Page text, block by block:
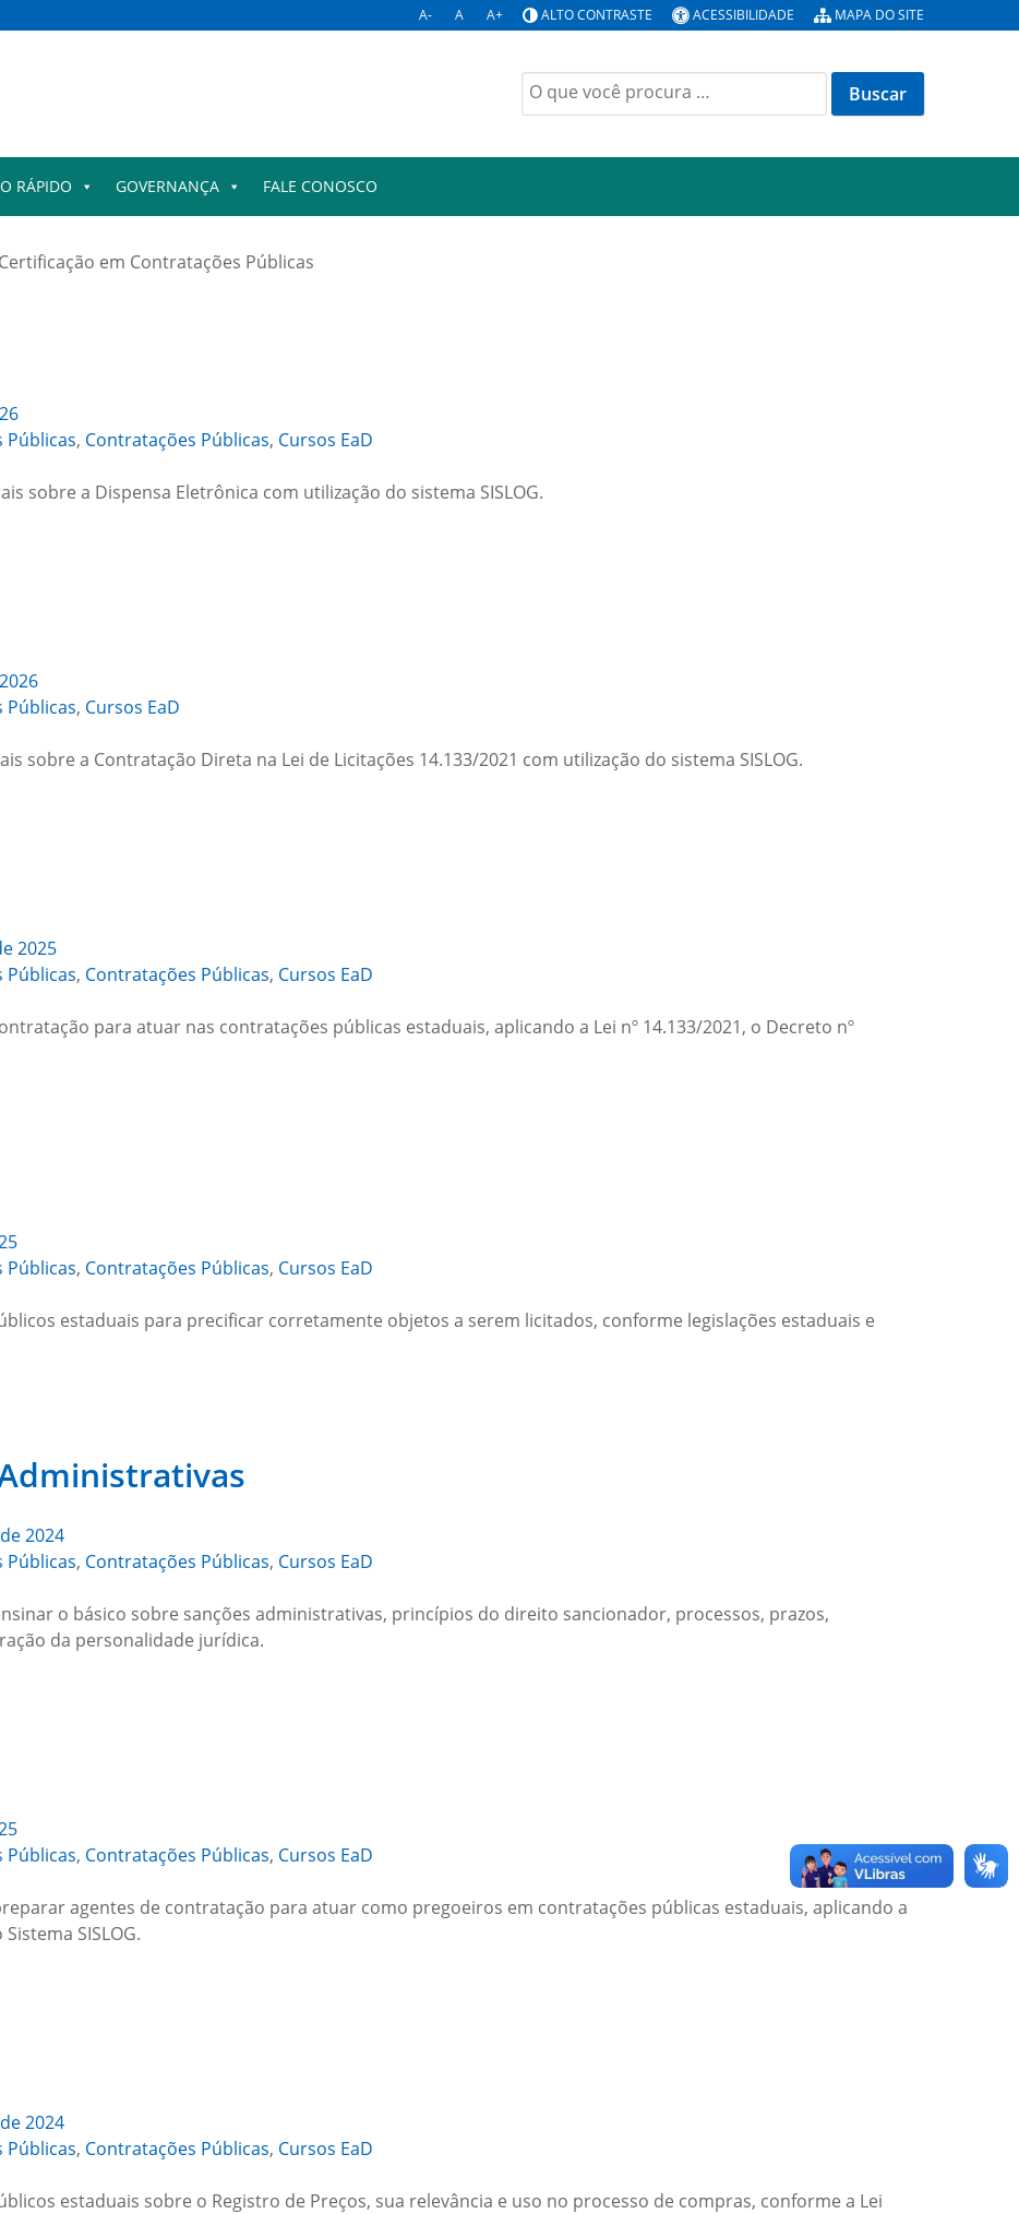
A- A A+ ALTO CONTRASTE ACESSIBILIDADE MAPA DO SITE
Buscar
por:
RÁPIDO GOVERNANÇA FALE CONOSCO
Certificação em Contratações Públicas
Públicas, Contratações Públicas, Cursos EaD
sobre a Dispensa Eletrônica com utilização do sistema SISLOG.
Públicas, Cursos EaD
sobre a Contratação Direta na Lei de Licitações 14.133/2021 com utilização do sistema SISLOG.
2025
Públicas, Contratações Públicas, Cursos EaD
para atuar nas contratações públicas estaduais, aplicando a Lei nº 14.133/2021, o Decreto nº
Públicas, Contratações Públicas, Cursos EaD
estaduais para precificar corretamente objetos a serem licitados, conforme legislações estaduais e
2024
Públicas, Contratações Públicas, Cursos EaD
o básico sobre sanções administrativas, princípios do direito sancionador, processos, prazos,
da personalidade jurídica.
Públicas, Contratações Públicas, Cursos EaD
agentes de contratação para atuar como pregoeiros em contratações públicas estaduais, aplicando a
SISLOG.
2024
Públicas, Contratações Públicas, Cursos EaD
estaduais sobre o Registro de Preços, sua relevância e uso no processo de compras, conforme a Lei